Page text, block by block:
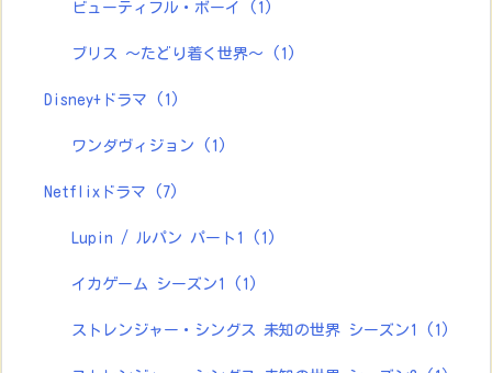
ビューティフル・ボーイ (1)
ブリス ～たどり着く世界～ (1)
Disney+ドラマ (1)
ワンダヴィジョン (1)
Netflixドラマ (7)
Lupin / ルパン パート1 (1)
イカゲーム シーズン1 (1)
ストレンジャー・シングス 未知の世界 シーズン1 (1)